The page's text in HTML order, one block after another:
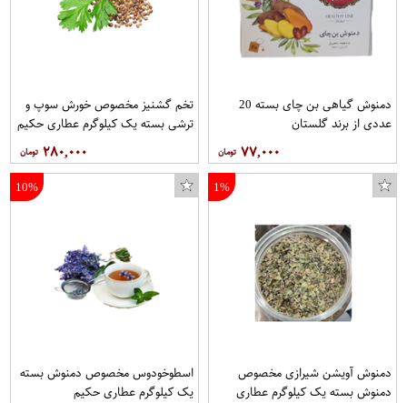
دمنوش گیاهی بن چای بسته 20
عددی از برند گلستان
۷۷,۰۰۰
تخم گشنیز مخصوص خورش سوپ و
ترشی بسته یک کیلوگرم عطاری حکیم
۲۸۰,۰۰۰
1%
دمنوش آویشن شیرازی مخصوص
دمنوش بسته یک کیلوگرم عطاری
10%
اسطوخودوس مخصوص دمنوش بسته
یک کیلوگرم عطاری حکیم